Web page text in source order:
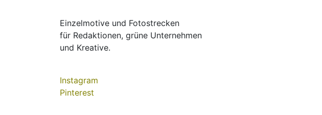
Einzelmotive und Fotostrecken
für Redaktionen, grüne Unternehmen
und Kreative.
Instagram
Pinterest